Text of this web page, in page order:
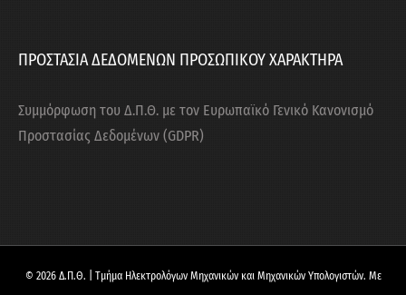
ΠΡΟΣΤΑΣΙΑ ΔΕΔΟΜΕΝΩΝ ΠΡΟΣΩΠΙΚΟΥ ΧΑΡΑΚΤΗΡΑ
Συμμόρφωση του Δ.Π.Θ. με τον Ευρωπαϊκό Γενικό Κανονισμό
Προστασίας Δεδομένων (GDPR)
© 2026 Δ.Π.Θ. | Τμήμα Ηλεκτρολόγων Μηχανικών και Μηχανικών Υπολογιστών. Με